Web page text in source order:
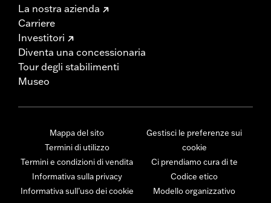
La nostra azienda
Carriere
Investitori
Diventa una concessionaria
Tour degli stabilimenti
Museo
Mappa del sito
Termini di utilizzo
Termini e condizioni di vendita
Informativa sulla privacy
Informativa sull’uso dei cookie
Gestisci le preferenze sui
cookie
Ci prendiamo cura di te
Codice etico
Modello organizzativo